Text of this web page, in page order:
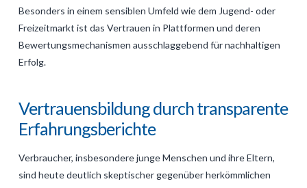
Besonders in einem sensiblen Umfeld wie dem Jugend- oder
Freizeitmarkt ist das Vertrauen in Plattformen und deren
Bewertungsmechanismen ausschlaggebend für nachhaltigen
Erfolg.
Vertrauensbildung durch transparente
Erfahrungsberichte
Verbraucher, insbesondere junge Menschen und ihre Eltern,
sind heute deutlich skeptischer gegenüber herkömmlichen